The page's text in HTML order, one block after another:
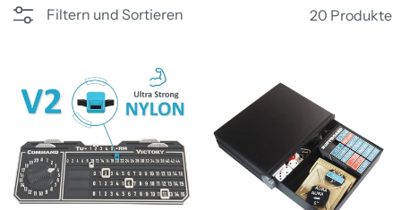
Filtern und Sortieren 20 Produkte